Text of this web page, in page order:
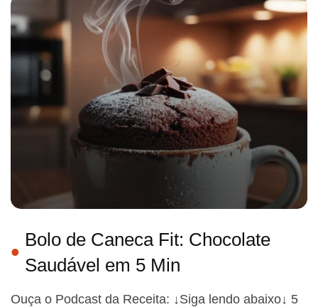
Bolo de Caneca Fit: Chocolate
Saudável em 5 Min
Ouça o Podcast da Receita: ↓Siga lendo abaixo↓ 5